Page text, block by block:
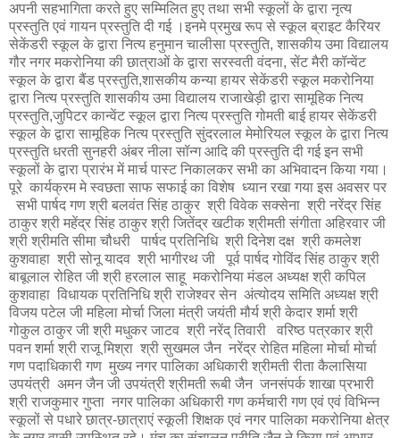
अपनी सहभागिता करते हुए सम्मिलित हुए तथा सभी स्कूलों के द्वारा नृत्य
प्रस्तुति एवं गायन प्रस्तुति दी गई ।इनमे प्रमुख रूप से स्कूल ब्राइट कैरियर
सेकेंडरी स्कूल के द्वारा नित्य हनुमान चालीसा प्रस्तुति, शासकीय उमा विद्यालय
गौर नगर मकरोनिया की छात्राओं के द्वारा सरस्वती वंदना, सेंट मैरी कॉन्वेंट
स्कूल के द्वारा बैंड प्रस्तुति,शासकीय कन्या हायर सेकेंडरी स्कूल मकरोनिया
द्वारा नित्य प्रस्तुति शासकीय उमा विद्यालय राजाखेड़ी द्वारा सामूहिक नित्य
प्रस्तुति,जुपिटर कान्वेंट स्कूल द्वारा नित्य प्रस्तुति गोमती बाई हायर सेकेंडरी
स्कूल के द्वारा सामूहिक नित्य प्रस्तुति सुंदरलाल मेमोरियल स्कूल के द्वारा नित्य
प्रस्तुति धरती सुनहरी अंबर नीला सॉन्ग आदि की प्रस्तुति दी गई इन सभी
स्कूलों के द्वारा प्रारंभ में मार्च पास्ट निकालकर सभी का अभिवादन किया गया।
पूरे कार्यक्रम मे स्वछता साफ सफाई का विशेष ध्यान रखा गया इस अवसर पर
सभी पार्षद गण श्री बलवंत सिंह ठाकुर श्री विवेक सक्सेना श्री नरेंद्र सिंह
ठाकुर श्री महेंद्र सिंह ठाकुर श्री जितेंद्र खटीक श्रीमती संगीता अहिरवार जी
श्री श्रीमति सीमा चौधरी पार्षद प्रतिनिधि श्री दिनेश दक्ष श्री कमलेश
कुशवाहा श्री सोनू यादव श्री भागीरथ जी पूर्व पार्षद गोविंद सिंह ठाकुर श्री
बाबूलाल रोहित जी श्री हरलाल साहू मकरोनिया मंडल अध्यक्ष श्री कपिल
कुशवाहा विधायक प्रतिनिधि श्री राजेश्वर सेन अंत्योदय समिति अध्यक्ष श्री
विजय पटेल जी महिला मोर्चा जिला मंत्री जयंती मौर्य श्री केदार शर्मा श्री
गोकुल ठाकुर जी श्री मधुकर जाटव श्री नरेंद् तिवारी वरिष्ठ पत्रकार श्री
पवन शर्मा श्री राजू मिश्रा श्री सुखमल जैन नरेंद्र रोहित महिला मोर्चा मोर्चा
गण पदाधिकारी गण मुख्य नगर पालिका अधिकारी श्रीमती रीता कैलासिया
उपयंत्री अमन जैन जी उपयंत्री श्रीमती रूबी जैन जनसंपर्क शाखा प्रभारी
श्री राजकुमार गुप्ता नगर पालिका अधिकारी गण कर्मचारी गण एवं एवं विभिन्न
स्कूलों से पधारे छात्र-छात्राएं स्कूली शिक्षक एवं नगर पालिका मकरोनिया क्षेत्र